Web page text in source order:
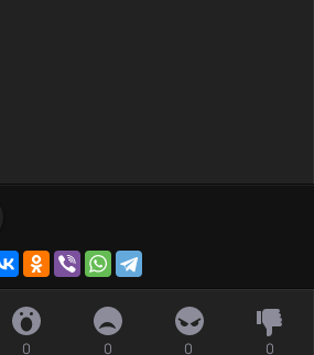
0 0 0 0